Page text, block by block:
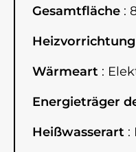
Gesamtfläche
Heizvorrichtung
Wärmeart
Energieträger
Heißwasserart